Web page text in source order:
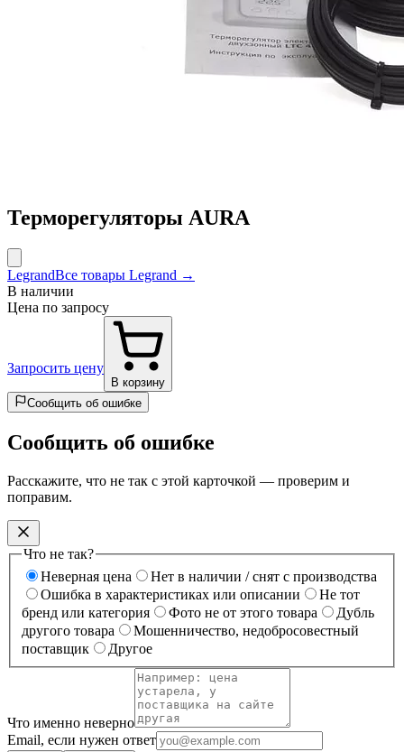
Терморегуляторы AURA
LegrandВсе товары Legrand →
В наличии
Цена по запросу
Запросить цену
В корзину
Сообщить об ошибке
Сообщить об ошибке
Расскажите, что не так с этой карточкой — проверим и
поправим.
Что не так?
Неверная цена
Нет в наличии / снят с производства
Ошибка в характеристиках или описании
Не тот
бренд или категория
Фото не от этого товара
Дубль
другого товара
Мошенничество, недобросовестный
поставщик
Другое
Что именно неверно
Email, если нужен ответ